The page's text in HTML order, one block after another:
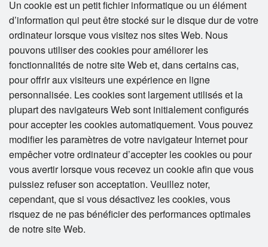
Un cookie est un petit fichier informatique ou un élément
d’information qui peut être stocké sur le disque dur de votre
ordinateur lorsque vous visitez nos sites Web. Nous
pouvons utiliser des cookies pour améliorer les
fonctionnalités de notre site Web et, dans certains cas,
pour offrir aux visiteurs une expérience en ligne
personnalisée. Les cookies sont largement utilisés et la
plupart des navigateurs Web sont initialement configurés
pour accepter les cookies automatiquement. Vous pouvez
modifier les paramètres de votre navigateur Internet pour
empêcher votre ordinateur d’accepter les cookies ou pour
vous avertir lorsque vous recevez un cookie afin que vous
puissiez refuser son acceptation. Veuillez noter,
cependant, que si vous désactivez les cookies, vous
risquez de ne pas bénéficier des performances optimales
de notre site Web.